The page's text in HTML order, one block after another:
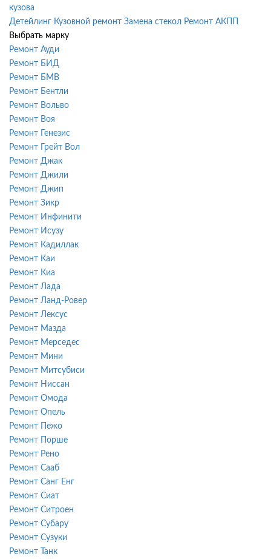
кузова
Детейлинг Кузовной ремонт Замена стекол Ремонт АКПП
Выбрать марку
Ремонт Ауди
Ремонт БИД
Ремонт БМВ
Ремонт Бентли
Ремонт Вольво
Ремонт Воя
Ремонт Генезис
Ремонт Грейт Вол
Ремонт Джак
Ремонт Джили
Ремонт Джип
Ремонт Зикр
Ремонт Инфинити
Ремонт Исузу
Ремонт Кадиллак
Ремонт Каи
Ремонт Киа
Ремонт Лада
Ремонт Ланд-Ровер
Ремонт Лексус
Ремонт Мазда
Ремонт Мерседес
Ремонт Мини
Ремонт Митсубиси
Ремонт Ниссан
Ремонт Омода
Ремонт Опель
Ремонт Пежо
Ремонт Порше
Ремонт Рено
Ремонт Сааб
Ремонт Санг Енг
Ремонт Сиат
Ремонт Ситроен
Ремонт Субару
Ремонт Сузуки
Ремонт Танк